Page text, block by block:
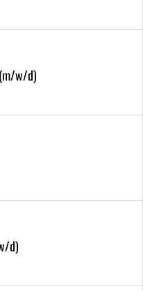
w/d)
d)